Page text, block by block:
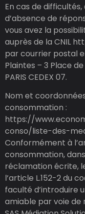
En cas de
d’absence de
vous avez la
auprès de la CNIL
par courrier postal
Plaintes – 3 Place
PARIS CEDEX 07.
Nom et
consommation :
https://
conso/liste-des-
Conformément à
consommation,
réclamation écrite,
l’article L.152-2 du
faculté d’introduire
amiable par voie de